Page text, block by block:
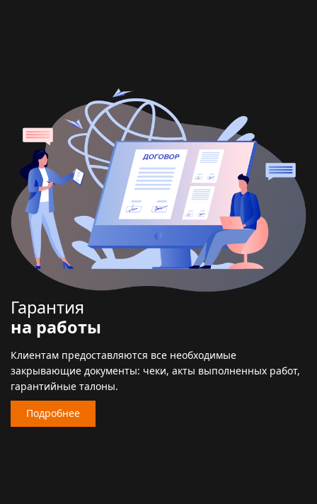
Гарантия
на работы
Клиентам предоставляются все необходимые
закрывающие документы: чеки, акты выполненных работ,
гарантийные талоны.
Подробнее